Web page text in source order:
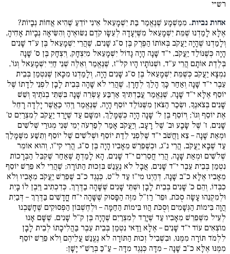
רש״י
אחות נביות. מִמַּשְׁמָע שֶׁנֶּאֱמַר בַּת יִשְׁמָעֵאל אֵינִי יוֹדֵעַ שֶׁהִיא אֲחוֹת נְבָיוֹת?
אֶלָּא לָמַדְנוּ שֶׁמֵּת יִשְׁמָעֵאל מִשֶּׁיְּעָדָהּ לְעֵשָׂו קֹדֶם נִשּׂוּאֶיהָ וְהִשִּׂיאָהּ נְבָיוֹת אָחִיהָ,
וְלָמַדְנוּ שֶׁהָיָה יַעֲקֹב בְּאוֹתוֹ הַפֶּרֶק בֶּן ס"ג שָׁנִים, שֶׁהֲרֵי יִשְׁמָעֵאל בֶּן ע"ד שָׁנִים
הָיָה כְּשֶׁנּוֹלַד יַעֲקֹב, י"ד שָׁנָה הָיָה גָדוֹל יִשְׁמָעֵאל מִיִּצְחָק, וְיִצְחָק בֶּן ס' שָׁנָה
בְּלֶדֶת אוֹתָם הֲרֵי ע"ד, וּשְׁנוֹתָיו הָיוּ קל"ז, שֶׁנֶּאֱמַר וְאֵלֶּה שְׁנֵי חַיֵּי יִשְׁמָעֵאל וְגוֹ',
נִמְצָא יַעֲקֹב כְּשֶׁמֵּת יִשְׁמָעֵאל בֶּן ס"ג שָׁנִים הָיָה, וְלָמַדְנוּ מִכָּאן שֶׁנִּטְמַן בְּבֵית
עֵבֶר י"ד שָׁנָה וְאַחַר כָּךְ הָלַךְ לְחָרָן, שֶׁהֲרֵי לֹא שָׁהָה בְּבֵית לָבָן לִפְנֵי לֵדָתוֹ שֶׁל
יוֹסֵף אֶלָּא י"ד שָׁנָה, שֶׁנֶּאֱמַר עֲבַדְתִּיךָ אַרְבַּע עֶשְׂרֵה שָׁנָה בִּשְׁתֵּי בְנֹתֶיךָ וְשֵׁשׁ
שָׁנִים בְּצֹאנֶךָ, וּשְׂכַר הַצֹּאן מִשֶּׁנּוֹלַד יוֹסֵף הָיָה, שֶׁנֶּאֱמַר וַיְהִי כַּאֲשֶׁר יָלְדָה רָחֵל
אֶת יוֹסֵף וְגוֹ'; וְיוֹסֵף בֶּן ל' שָׁנָה הָיָה כְּשֶׁמָּלַךְ, וּמִשָּׁם עַד שֶׁיָּרַד יַעֲקֹב לְמִצְרַיִם ט'
שָׁנִים, ז' שֶׁל שָׂבָע וּב' שֶׁל רָעָב, וְיַעֲקֹב אָמַר לְפַרְעֹה יְמֵי שְׁנֵי מְגוּרַי שְׁלֹשִׁים
וּמְאַת שָׁנָה – צֵא וַחֲשֹׁב י"ד שֶׁלִּפְנֵי לֵדַת יוֹסֵף וּשְׁלֹשִׁים שֶׁל יוֹסֵף וְתֵשַׁע מִשֶּׁמָּלַךְ
עַד שֶׁבָּא יַעֲקֹב, הֲרֵי נ"ג, וּכְשֶׁפֵּרֵשׁ מֵאָבִיו הָיָה בֶּן ס"ג, הֲרֵי קי"ו, וְהוּא אוֹמֵר
שְׁלֹשִׁים וּמְאַת שָׁנָה, הֲרֵי חֲסֵרִים י"ד שָׁנִים, הָא לָמַדְתָּ שֶׁאַחַר שֶׁקִּבֵּל הַבְּרָכוֹת
נִטְמַן בְּבֵית עֵבֶר י"ד שָׁנִים, אֲבָל לֹא נֶעֱנַשׁ בִּזְכוּת הַתּוֹרָה; שֶׁהֲרֵי לֹא פֵּרֵשׁ יוֹסֵף
מֵאָבִיו אֶלָּא כ"ב שָׁנָה, דְּהַיְנוּ מִי"ז עַד ל"ט, כְּנֶגֶד כ"ב שֶׁפֵּרֵשׁ יַעֲקֹב מֵאָבִיו וְלֹא
כִבְּדוֹ, וְהֵם כ' שָׁנִים בְּבֵית לָבָן וּשְׁתֵּי שָׁנִים שֶׁשָּׁהָה בַדֶּרֶךְ, כְּדִכְתִיב וַיִּבֶן לוֹ בָּיִת
וּלְמִקְנֵהוּ עָשָׂה סֻכֹּת, וּפֵר' רַזִ"לִ מִזֶּה הַפָּסוּק שֶׁשָּׁהָה י"ח חֳדָשִׁים בַּדֶּרֶךְ – דְּבַיִת
הֲוָה בִּימוֹת הַגְּשָׁמִים וְסֻכֹּת הֲווּ בִּימוֹת הַחַמָּה – וּלְחֶשְׁבּוֹן הַפְּסוּקִים שֶׁחָשַׁבְנוּ
לְעֵיל מִשֶּׁפֵּרֵשׁ מֵאָבִיו עַד שֶׁיָּרַד לְמִצְרַיִם שֶׁהָיָה בֶּן ק"ל שָׁנִים, שֶׁשָּׁם אָנוּ
מוֹצְאִים עוֹד י"ד שָׁנִים – אֶלָּא וַדַּאי נִטְמַן בְּבֵית עֵבֶר בַּהֲלִיכָתוֹ לְבֵית לָבָן
לִלְמֹד תּוֹרָה מִמֶּנּוּ, וּבִשְׁבִיל זְכוּת הַתּוֹרָה לֹא נֶעֱנַשׁ עֲלֵיהֶם וְלֹא פֵּרֵשׁ יוֹסֵף
מִמֶּנּוּ אֶלָּא כ"ב שָׁנָה – מִדָּה כְּנֶגֶד מִדָּה – עַ"כַּ בְּרַשִׁ"י יָשָׁן: